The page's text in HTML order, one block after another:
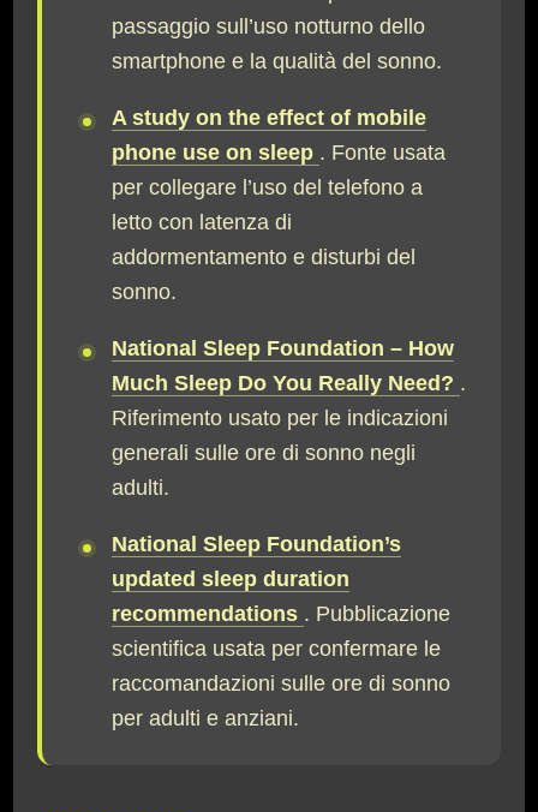
passaggio sull’uso notturno dello
smartphone e la qualità del sonno.
A study on the effect of mobile
phone use on sleep . Fonte usata
per collegare l’uso del telefono a
letto con latenza di
addormentamento e disturbi del
sonno.
National Sleep Foundation – How
Much Sleep Do You Really Need? .
Riferimento usato per le indicazioni
generali sulle ore di sonno negli
adulti.
National Sleep Foundation’s
updated sleep duration
recommendations . Pubblicazione
scientifica usata per confermare le
raccomandazioni sulle ore di sonno
per adulti e anziani.